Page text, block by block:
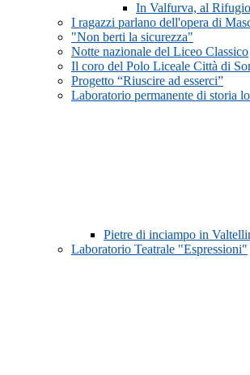
In Valfurva, al
I ragazzi parlano dell'opera di
"Non berti la sicurezza"
Notte nazionale del Liceo Classico
Il coro del Polo Liceale Città di
Progetto “Riuscire ad esserci”
Laboratorio permanente di storia
Pietre di inciampo in
Laboratorio Teatrale "Espressioni"